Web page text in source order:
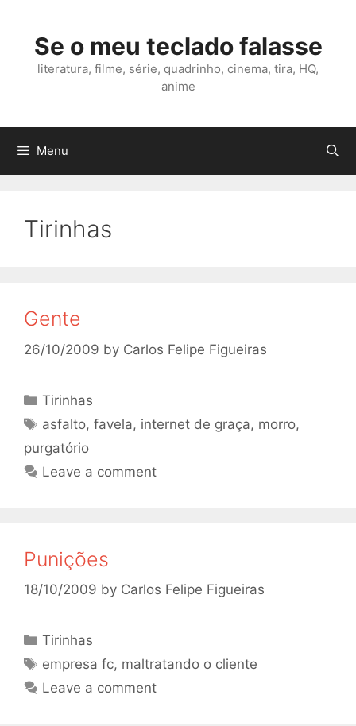
contentSe o meu teclado falasse
literatura, filme, série, quadrinho, cinema, tira, HQ,
anime
Menu
Tirinhas
Gente
26/10/2009 by Carlos Felipe Figueiras
Categories
Tirinhas
Tags
asfalto,favela, internet de graça, morro,
purgatório
Leave a comment
Punições
18/10/2009 by Carlos Felipe Figueiras
Categories
Tirinhas
Tags
empresa fc, maltratando o cliente
Leave a comment